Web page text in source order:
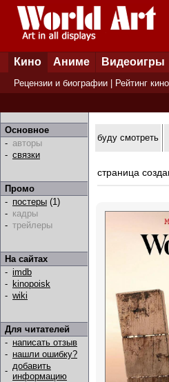
Кино Аниме Видеоигры
Рецензии и биографии Рейтинг
Основное
- авторы
- связки
Промо
- постеры (1)
- кадры
- трейлеры
На сайтах
- imdb
- kinopoisk
- wiki
Для читателей
- написать отзыв
- нашли ошибку?
- добавить
информацию
буду смотреть
страница